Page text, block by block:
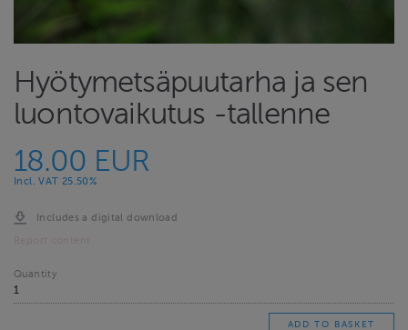
Hyötymetsäpuutarha ja sen
luontovaikutus -tallenne
18.00 EUR
Incl. VAT 25.50%
Includes a digital download
Quantity